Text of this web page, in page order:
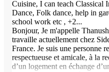
Cuisine, I can teach Classical
Dance, Folk dance, help in
school work etc , +2...
Bonjour, Je m'appelle
travaille actuellement chez
France. Je suis une personne
respectueuse et amicale, à la
d’un logement en échange